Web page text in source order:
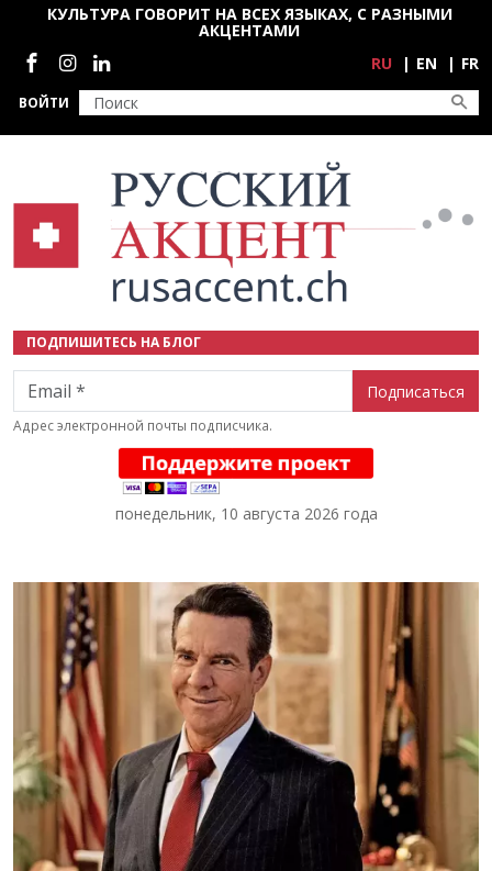
Перейти к основному содержанию
ВОЙТИ
КУЛЬТУРА ГОВОРИТ НА ВСЕХ ЯЗЫКАХ, С РАЗНЫМИ
АКЦЕНТАМИ
Социальные сети
RU EN FR
ПОДПИШИТЕСЬ НА БЛОГ
Email
Адрес электронной почты подписчика.
понедельник, 10 августа 2026 года